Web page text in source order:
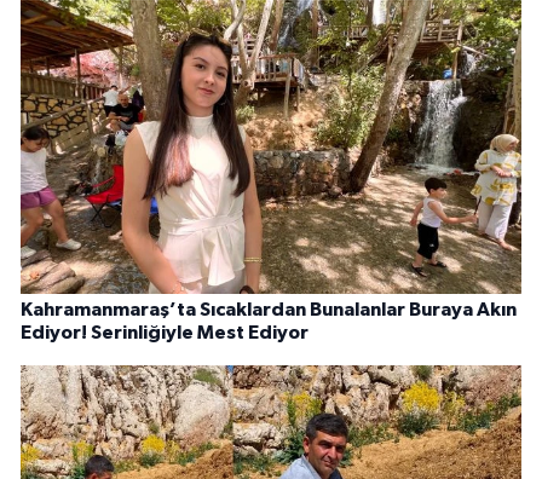
Kahramanmaraş’ta Sıcaklardan Bunalanlar Buraya Akın
Ediyor! Serinliğiyle Mest Ediyor